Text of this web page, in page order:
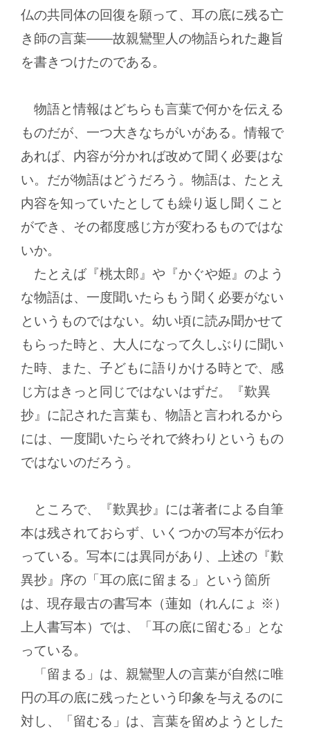
仏の共同体の回復を願って、耳の底に残る亡
き師の言葉―故親鸞聖人の物語られた趣旨
を書きつけたのである。
物語と情報はどちらも言葉で何かを伝える
ものだが、一つ大きなちがいがある。情報で
あれば、内容が分かれば改めて聞く必要はな
い。だが物語はどうだろう。物語は、たとえ
内容を知っていたとしても繰り返し聞くこと
ができ、その都度感じ方が変わるものではな
いか。
たとえば『桃太郎』や『かぐや姫』のよう
な物語は、一度聞いたらもう聞く必要がない
というものではない。幼い頃に読み聞かせて
もらった時と、大人になって久しぶりに聞い
た時、また、子どもに語りかける時とで、感
じ方はきっと同じではないはずだ。『歎異
抄』に記された言葉も、物語と言われるから
には、一度聞いたらそれで終わりというもの
ではないのだろう。
ところで、『歎異抄』には著者による自筆
本は残されておらず、いくつかの写本が伝わ
っている。写本には異同があり、上述の『歎
異抄』序の「耳の底に留まる」という箇所
は、現存最古の書写本（蓮如（れんにょ ※）
上人書写本）では、「耳の底に留むる」とな
っている。
「留まる」は、親鸞聖人の言葉が自然に唯
円の耳の底に残ったという印象を与えるのに
対し、「留むる」は、言葉を留めようとした